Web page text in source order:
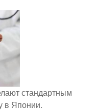
стандартным
в Японии.